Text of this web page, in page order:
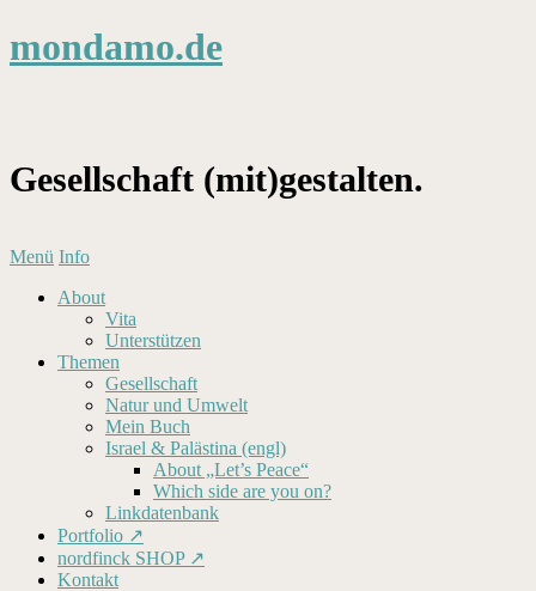
mondamo.de
Gesellschaft (mit)gestalten.
Menü Info
About
Vita
Unterstützen
Themen
Gesellschaft
Natur und Umwelt
Mein Buch
Israel & Palästina (engl)
About „Let’s Peace“
Which side are you on?
Linkdatenbank
Portfolio ↗
nordfinck SHOP ↗
Kontakt